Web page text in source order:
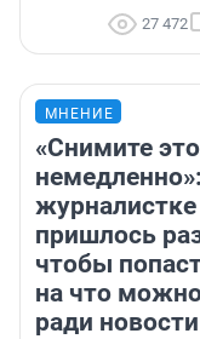
27 472
МНЕНИЕ
«Снимите это
немедленно»:
пришлось
чтобы
на что
ради новости